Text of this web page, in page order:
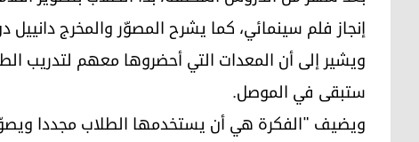
إنجاز فلم سينمائي، كما يشرح المصوّر والمخرج دانييل
ويشير إلى أن المعدات التي أحضروها معهم لتدريب
ستبقى في الموصل.
ويضيف "الفكرة هي أن يستخدمها الطلاب مجددا